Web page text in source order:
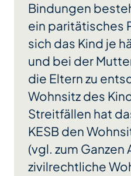
Bindungen
ein paritätisches
sich das Kind je
und bei der
die Eltern zu
Wohnsitz des
Streitfällen hat
KESB den
(vgl. zum Ganzen
zivilrechtliche